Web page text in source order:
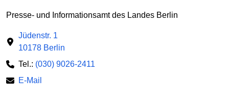
Presse- und Informationsamt des Landes Berlin
Jüdenstr. 1
10178 Berlin
Tel.: (030) 9026-2411
E-Mail